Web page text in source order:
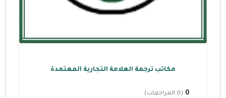
مكاتب ترجمة العلامة التجارية المعتمدة
0 (0 المراجعات)